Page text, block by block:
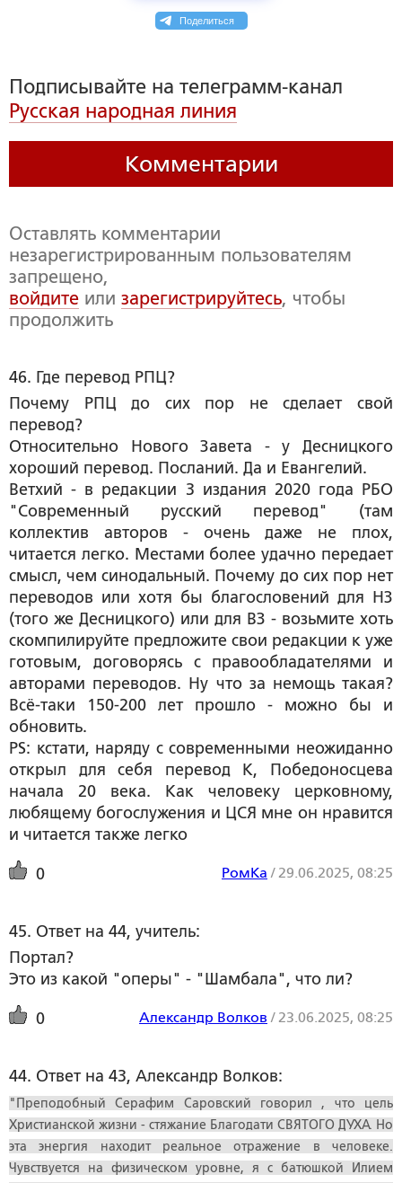
Поделиться
Подписывайте на телеграмм-канал
Русская народная линия
Комментарии
Оставлять комментарии
незарегистрированным пользователям
запрещено,
войдите или зарегистрируйтесь, чтобы
продолжить
46. Где перевод РПЦ?
Почему РПЦ до сих пор не сделает свой
перевод?
Относительно Нового Завета - у Десницкого
хороший перевод. Посланий. Да и Евангелий.
Ветхий - в редакции 3 издания 2020 года РБО
"Современный русский перевод" (там
коллектив авторов - очень даже не плох,
читается легко. Местами более удачно передает
смысл, чем синодальный. Почему до сих пор нет
переводов или хотя бы благословений для НЗ
(того же Десницкого) или для ВЗ - возьмите хоть
скомпилируйте предложите свои редакции к уже
готовым, договорясь с правообладателями и
авторами переводов. Ну что за немощь такая?
Всё-таки 150-200 лет прошло - можно бы и
обновить.
PS: кстати, наряду с современными неожиданно
открыл для себя перевод К, Победоносцева
начала 20 века. Как человеку церковному,
любящему богослужения и ЦСЯ мне он нравится
и читается также легко
0 РомКа / 29.06.2025, 08:25
45. Ответ на 44, учитель:
Портал?
Это из какой "оперы" - "Шамбала", что ли?
0 Александр Волков / 23.06.2025, 08:25
44. Ответ на 43, Александр Волков:
"Преподобный Серафим Саровский говорил , что цель
Христианской жизни - стяжание Благодати СВЯТОГО ДУХА. Но
эта энергия находит реальное отражение в человеке.
Чувствуется на физическом уровне, я с батюшкой Илием